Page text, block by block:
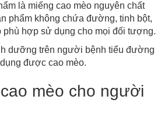
là miếng cao mèo nguyên chất
phẩm không chứa đường, tinh bột,
phù hợp sử dụng cho mọi đối tượng.
dưỡng trên người bệnh tiểu đường
được cao mèo.
mèo cho người